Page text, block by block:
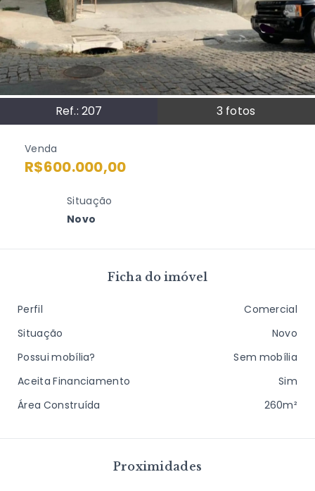
Ref.: 207 3 fotos
Venda
R$600.000,00
Situação
Novo
Proximidades
Ficha do imóvel
Perfil
Comercial
Situação
Novo
Possui mobília?
Sem mobília
Aceita Financiamento
Sim
Área Construída
260m²